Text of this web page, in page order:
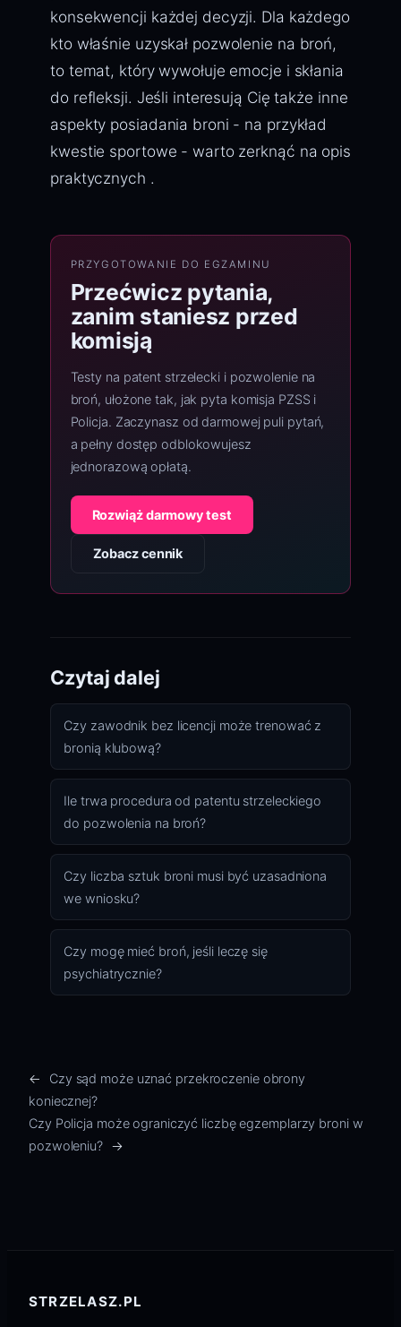
konsekwencji każdej decyzji. Dla każdego
kto właśnie uzyskał pozwolenie na broń,
to temat, który wywołuje emocje i skłania
do refleksji. Jeśli interesują Cię także inne
aspekty posiadania broni - na przykład
kwestie sportowe - warto zerknąć na opis
praktycznych .
PRZYGOTOWANIE DO EGZAMINU
Przećwicz pytania,
zanim staniesz przed
komisją
Testy na patent strzelecki i pozwolenie na
broń, ułożone tak, jak pyta komisja PZSS i
Policja. Zaczynasz od darmowej puli pytań,
a pełny dostęp odblokowujesz
jednorazową opłatą.
Rozwiąż darmowy test
Zobacz cennik
Czytaj dalej
Czy zawodnik bez licencji może trenować z
bronią klubową?
Ile trwa procedura od patentu strzeleckiego
do pozwolenia na broń?
Czy liczba sztuk broni musi być uzasadniona
we wniosku?
Czy mogę mieć broń, jeśli leczę się
psychiatrycznie?
←
Czy sąd może uznać przekroczenie obrony
koniecznej?
Czy Policja może ograniczyć liczbę egzemplarzy broni w
pozwoleniu? →
STRZELASZ.PL